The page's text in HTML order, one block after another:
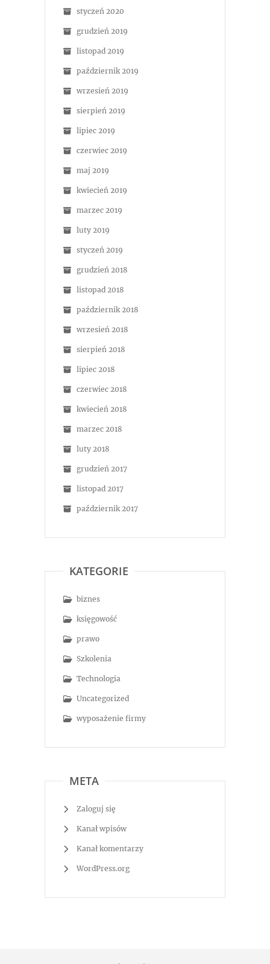
styczeń 2020
grudzień 2019
listopad 2019
październik 2019
wrzesień 2019
sierpień 2019
lipiec 2019
czerwiec 2019
maj 2019
kwiecień 2019
marzec 2019
luty 2019
styczeń 2019
grudzień 2018
listopad 2018
październik 2018
wrzesień 2018
sierpień 2018
lipiec 2018
czerwiec 2018
kwiecień 2018
marzec 2018
luty 2018
grudzień 2017
listopad 2017
październik 2017
KATEGORIE
biznes
księgowość
prawo
Szkolenia
Technologia
Uncategorized
wyposażenie firmy
META
Zaloguj się
Kanał wpisów
Kanał komentarzy
WordPress.org